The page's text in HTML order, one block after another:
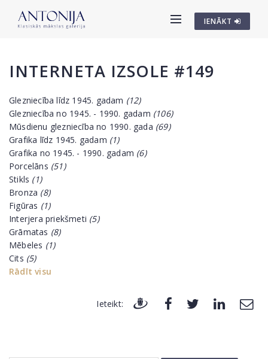
IENĀKT
INTERNETA IZSOLE #149
Glezniecība līdz 1945. gadam (12)
Glezniecība no 1945. - 1990. gadam (106)
Mūsdienu glezniecība no 1990. gada (69)
Grafika līdz 1945. gadam (1)
Grafika no 1945. - 1990. gadam (6)
Porcelāns (51)
Stikls (1)
Bronza (8)
Figūras (1)
Interjera priekšmeti (5)
Grāmatas (8)
Mēbeles (1)
Cits (5)
Rādīt visu
Ieteikt: